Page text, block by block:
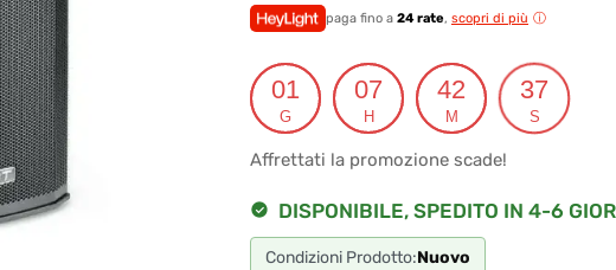
originale
era:
€511.00.
attuale
è:
€485.45.
paga fino a 24 rate, scopri di più
01
G
07
H
42
M
36
S
Affrettati la promozione scade!
DISPONIBILE, SPEDITO IN 4-6
Condizioni Prodotto:Nuovo